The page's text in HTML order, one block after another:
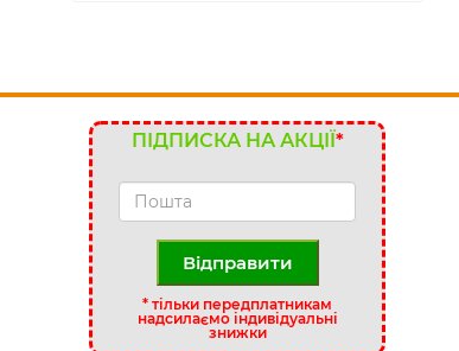
ПІДПИСКА НА АКЦІЇ *
Відправити
* тільки передплатникам
надсилаємо індивідуальні
знижки